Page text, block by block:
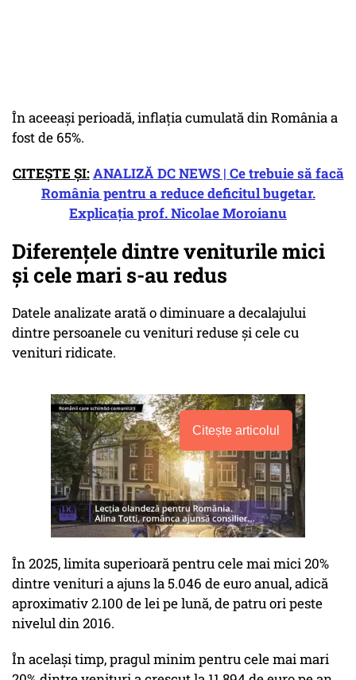
În aceeași perioadă, inflația cumulată din România a
fost de 65%.
CITEȘTE ȘI:ANALIZĂ DC NEWS | Ce trebuie să facă
România pentru a reduce deficitul bugetar.
Explicația prof. Nicolae Moroianu
Diferențele dintre veniturile mici
și cele mari s-au redus
Datele analizate arată o diminuare a decalajului
dintre persoanele cu venituri reduse și cele cu
venituri ridicate.
Citește articolul
În 2025, limita superioară pentru cele mai mici 20%
dintre venituri a ajuns la 5.046 de euro anual, adică
aproximativ 2.100 de lei pe lună, de patru ori peste
nivelul din 2016.
În același timp, pragul minim pentru cele mai mari